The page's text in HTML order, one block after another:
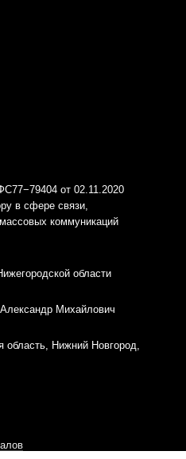
от 02.11.2020
в сфере связи,
коммуникаций
области
Михайлович
область, Нижний Новгород,